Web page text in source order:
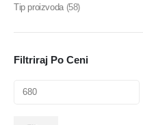
Tip proizvoda (58)
Filtriraj Po Ceni